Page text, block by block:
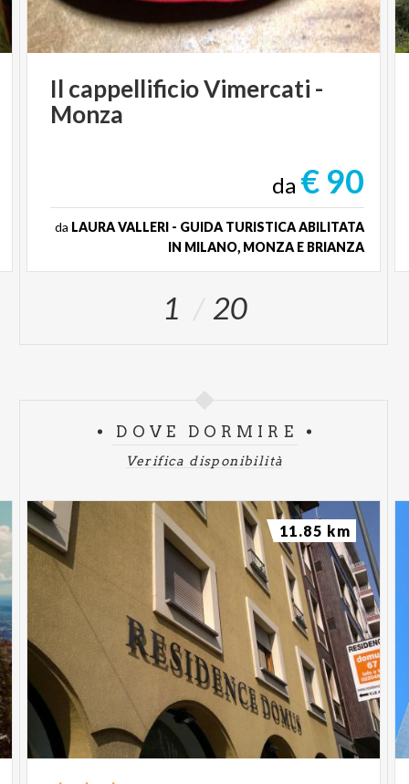
Il cappellificioVimercati -
Monza
da € 90
da LAURA VALLERI - GUIDA TURISTICA ABILITATA
IN MILANO, MONZA E BRIANZA
1 20
DOVE DORMIRE
Verifica disponibilità
11.85 km